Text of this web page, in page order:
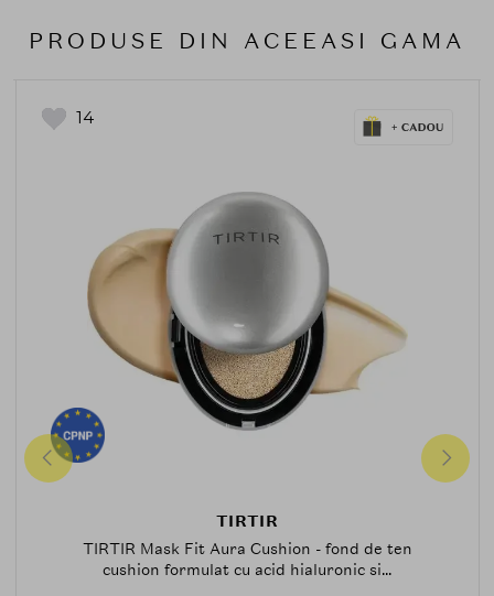
PRODUSE DIN ACEEASI GAMA
14
TIRTIR
TIRTIR Mask Fit Aura Cushion - fond de ten
cushion formulat cu acid hialuronic si...